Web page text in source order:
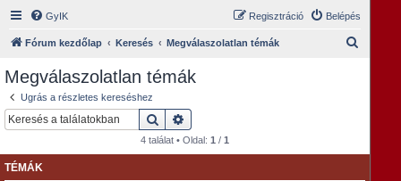
GyIK Belépés
Regisztráció
Fórum kezdőlap Keresés Megválaszolatlan témák
Megválaszolatlan témák
Ugrás a részletes kereséshez
Keresés
4 találat • Oldal:1 /1
TÉMÁK